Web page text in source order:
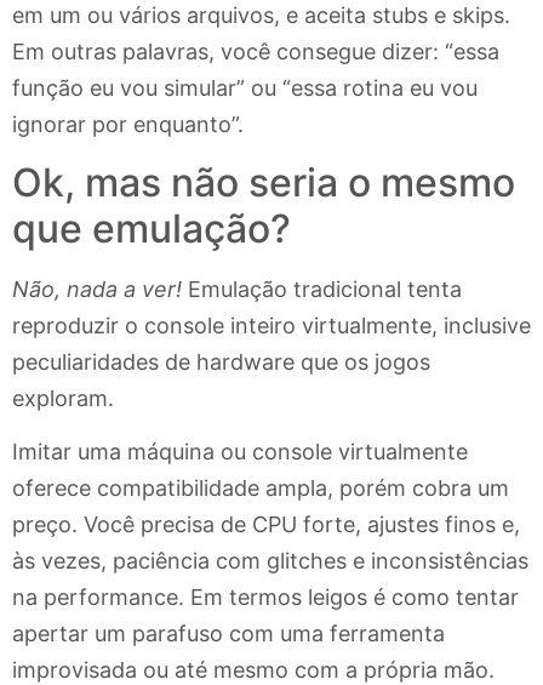
em um ou vários arquivos, e aceita stubs e skips.
Em outras palavras, você consegue dizer: “essa
função eu vou simular” ou “essa rotina eu vou
ignorar por enquanto”.
Ok, mas não seria o mesmo
que emulação?
Não, nada a ver! Emulação tradicional tenta
reproduzir o console inteiro virtualmente, inclusive
peculiaridades de hardware que os jogos
exploram.
Imitar uma máquina ou console virtualmente
oferece compatibilidade ampla, porém cobra um
preço. Você precisa de CPU forte, ajustes finos e,
às vezes, paciência com glitches e inconsistências
na performance. Em termos leigos é como tentar
apertar um parafuso com uma ferramenta
improvisada ou até mesmo com a própria mão.